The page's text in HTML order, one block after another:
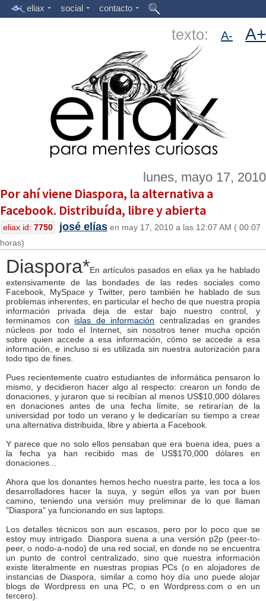
eliax social contacto
texto: A- A+
lunes, mayo 17, 2010
Por ahí viene Diaspora, la alternativa a
Facebook. Distribuída, libre y abierta
eliax id: 7750 josé elías en may 17, 2010 a las 12:07 AM ( 00:07
horas)
Diaspora*En artículos pasados en eliax ya he hablado
extensivamente de las bondades de las redes sociales como
Facebook, MySpace y Twitter, pero también he hablado de sus
problemas inherentes, en particular el hecho de que nuestra propia
información privada deja de estar bajo nuestro control, y
terminamos con islas de información centralizadas en grandes
núcleos por todo el Internet, sin nosotros tener mucha opción
sobre quien accede a esa información, cómo se accede a esa
información, e incluso si es utilizada sin nuestra autorización para
todo tipo de fines.
Pues recientemente cuatro estudiantes de informática pensaron lo
mismo, y decidieron hacer algo al respecto: crearon un fondo de
donaciones, y juraron que si recibían al menos US$10,000 dólares
en donaciones antes de una fecha límite, se retirarían de la
universidad por todo un verano y le dedicarían su tiempo a crear
una alternativa distribuida, libre y abierta a Facebook.
Y parece que no solo ellos pensaban que era buena idea, pues a
la fecha ya han recibido mas de US$170,000 dólares en
donaciones...
Ahora que los donantes hemos hecho nuestra parte, les toca a los
desarrolladores hacer la suya, y según ellos ya van por buen
camino, teniendo una versión muy preliminar de lo que llaman
"Diaspora" ya funcionando en sus laptops.
Los detalles técnicos son aun escasos, pero por lo poco que se
estoy muy intrigado. Diaspora suena a una versión p2p (peer-to-
peer, o nodo-a-nodo) de una red social, en donde no se encuentra
un punto de control centralizado, sino que nuestra información
existe literalmente en nuestras propias PCs (o en alojadores de
instancias de Diaspora, similar a como hoy día uno puede alojar
blogs de Wordpress en una PC, o en Wordpress.com o en un
tercero).